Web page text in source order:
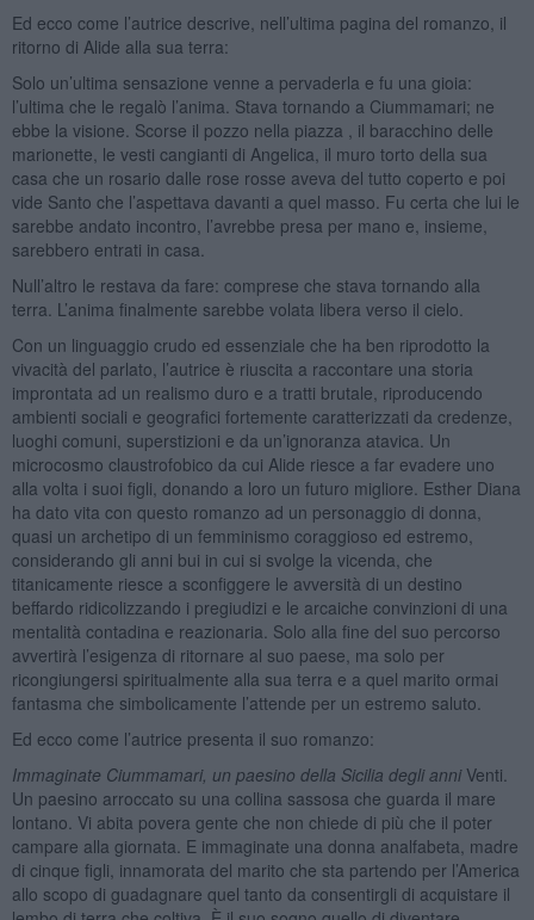
Ed ecco come l’autrice descrive, nell’ultima pagina del romanzo, il
ritorno di Alide alla sua terra:
Solo un’ultima sensazione venne a pervaderla e fu una gioia:
l’ultima che le regalò l’anima. Stava tornando a Ciummamari; ne
ebbe la visione. Scorse il pozzo nella piazza , il baracchino delle
marionette, le vesti cangianti di Angelica, il muro torto della sua
casa che un rosario dalle rose rosse aveva del tutto coperto e poi
vide Santo che l’aspettava davanti a quel masso. Fu certa che lui le
sarebbe andato incontro, l’avrebbe presa per mano e, insieme,
sarebbero entrati in casa.
Null’altro le restava da fare: comprese che stava tornando alla
terra. L’anima finalmente sarebbe volata libera verso il cielo.
Con un linguaggio crudo ed essenziale che ha ben riprodotto la
vivacità del parlato, l’autrice è riuscita a raccontare una storia
improntata ad un realismo duro e a tratti brutale, riproducendo
ambienti sociali e geografici fortemente caratterizzati da credenze,
luoghi comuni, superstizioni e da un’ignoranza atavica. Un
microcosmo claustrofobico da cui Alide riesce a far evadere uno
alla volta i suoi figli, donando a loro un futuro migliore. Esther Diana
ha dato vita con questo romanzo ad un personaggio di donna,
quasi un archetipo di un femminismo coraggioso ed estremo,
considerando gli anni bui in cui si svolge la vicenda, che
titanicamente riesce a sconfiggere le avversità di un destino
beffardo ridicolizzando i pregiudizi e le arcaiche convinzioni di una
mentalità contadina e reazionaria. Solo alla fine del suo percorso
avvertirà l’esigenza di ritornare al suo paese, ma solo per
ricongiungersi spiritualmente alla sua terra e a quel marito ormai
fantasma che simbolicamente l’attende per un estremo saluto.
Ed ecco come l’autrice presenta il suo romanzo:
Immaginate Ciummamari, un paesino della Sicilia degli anniVenti.
Un paesino arroccato su una collina sassosa che guarda il mare
lontano. Vi abita povera gente che non chiede di più che il poter
campare alla giornata. E immaginate una donna analfabeta, madre
di cinque figli, innamorata del marito che sta partendo per l’America
allo scopo di guadagnare quel tanto da consentirgli di acquistare il